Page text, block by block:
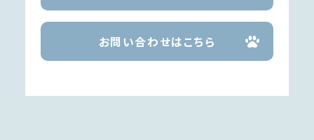
お問い合わせはこちら